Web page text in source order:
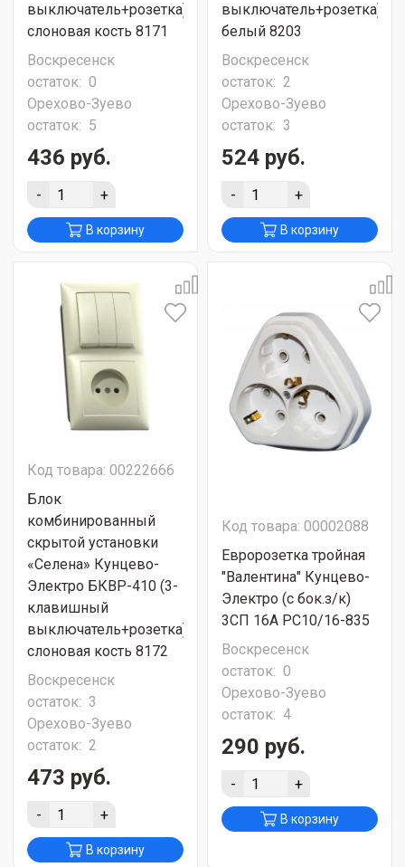
выключатель+розетка)
слоновая кость 8171
Воскресенск
остаток: 0
Орехово-Зуево
остаток: 5
436 руб.
- +
В корзину
выключатель+розетка)
белый 8203
Воскресенск
остаток: 2
Орехово-Зуево
остаток: 3
524 руб.
- +
В корзину
Код товара: 00222666
Блок
комбинированный
скрытой установки
«Селена» Кунцево-
Электро БКВР-410 (3-
клавишный
выключатель+розетка)
слоновая кость 8172
Воскресенск
остаток: 3
Орехово-Зуево
остаток: 2
473 руб.
- +
В корзину
Код товара: 00002088
Евророзетка тройная
"Валентина" Кунцево-
Электро (с бок.з/к)
3СП 16А РС10/16-835
Воскресенск
остаток: 0
Орехово-Зуево
остаток: 4
290 руб.
- +
В корзину